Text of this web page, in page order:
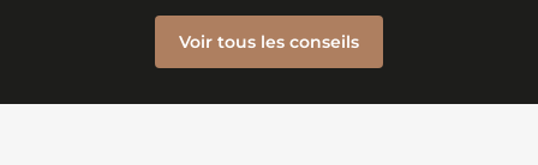
Voir tous les conseils